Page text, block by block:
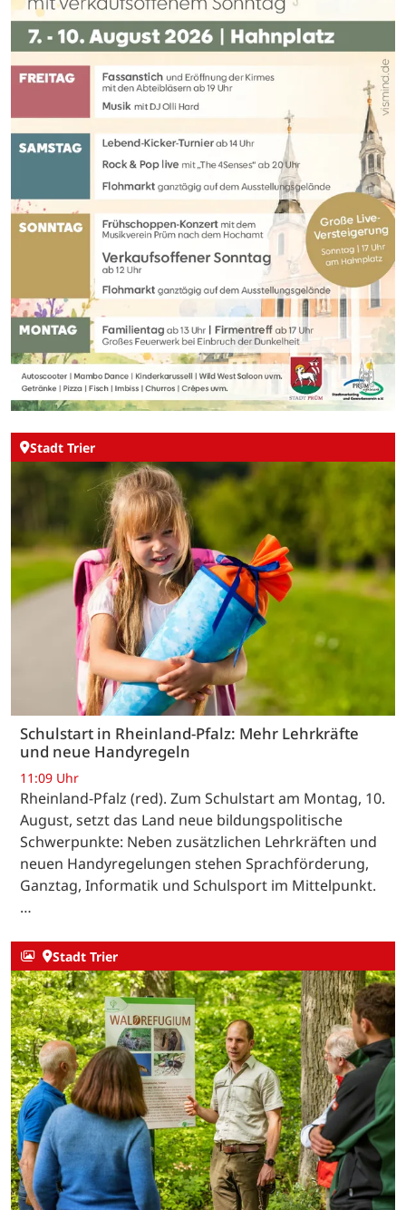
Stadt Trier
Schulstart in Rheinland-Pfalz: Mehr Lehrkräfte
und neue Handyregeln
11:09 Uhr
Rheinland-Pfalz (red). Zum Schulstart am Montag, 10.
August, setzt das Land neue bildungspolitische
Schwerpunkte: Neben zusätzlichen Lehrkräften und
neuen Handyregelungen stehen Sprachförderung,
Ganztag, Informatik und Schulsport im Mittelpunkt.
…
Stadt Trier